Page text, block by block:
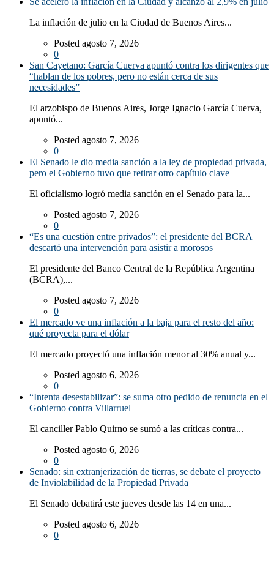
La inflación de julio en la Ciudad de Buenos Aires...
Posted agosto 7, 2026
0
San Cayetano: García Cuerva apuntó contra los dirigentes que
“hablan de los pobres, pero no están cerca de sus
necesidades”
El arzobispo de Buenos Aires, Jorge Ignacio García Cuerva,
apuntó...
Posted agosto 7, 2026
0
El Senado le dio media sanción a la ley de propiedad privada,
pero el Gobierno tuvo que retirar otro capítulo clave
El oficialismo logró media sanción en el Senado para la...
Posted agosto 7, 2026
0
“Es una cuestión entre privados”: el presidente del BCRA
descartó una intervención para asistir a morosos
El presidente del Banco Central de la República Argentina
(BCRA),...
Posted agosto 7, 2026
0
El mercado ve una inflación a la baja para el resto del año:
qué proyecta para el dólar
El mercado proyectó una inflación menor al 30% anual y...
Posted agosto 6, 2026
0
“Intenta desestabilizar”: se suma otro pedido de renuncia en el
Gobierno contra Villarruel
El canciller Pablo Quirno se sumó a las críticas contra...
Posted agosto 6, 2026
0
Senado: sin extranjerización de tierras, se debate el proyecto
de Inviolabilidad de la Propiedad Privada
El Senado debatirá este jueves desde las 14 en una...
Posted agosto 6, 2026
0